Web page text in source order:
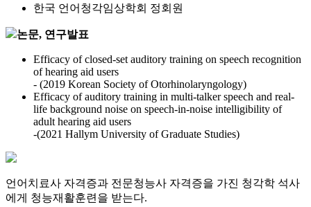
한국 언어청각임상학회 정회원
논문, 연구발표
Efficacy of closed-set auditory training on speech recognition
of hearing aid users
- (2019 Korean Society of Otorhinolaryngology)
Efficacy of auditory training in multi-talker speech and real-
life background noise on speech-in-noise intelligibility of
adult hearing aid users
-(2021 Hallym University of Graduate Studies)
언어치료사 자격증과 전문청능사 자격증을 가진 청각학 석사
에게 청능재활훈련을 받는다.